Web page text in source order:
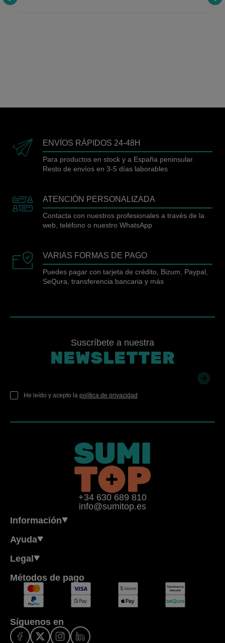
ENVÍOS RÁPIDOS 24-48H
Para productos en stock y a España peninsular.
Resto de envíos en 3-5 días laborables
ATENCIÓN PERSONALIZADA
Contacta con nuestros profesionales a través de la
web, teléfono o nuestro WhatsApp
VARIAS FORMAS DE PAGO
Puedes pagar con tarjeta de crédito, Bizum, Paypal,
SeQura, transferencia bancaria y más
Suscríbete a nuestra
NEWSLETTER
He leído y acepto la política de privacidad
+34 630 689 810
info@sumitop.es
Información
Ayuda
Legal
Métodos de pago
Síguenos en